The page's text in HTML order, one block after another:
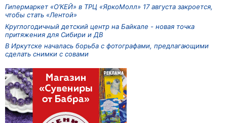
Гипермаркет «О’КЕЙ» в ТРЦ «ЯркоМолл» 17 августа закроется,
чтобы стать «Лентой»
Круглогодичный детский центр на Байкале - новая точка
притяжения для Сибири и ДВ
В Иркутске началась борьба с фотографами, предлагающими
сделать снимки с совами